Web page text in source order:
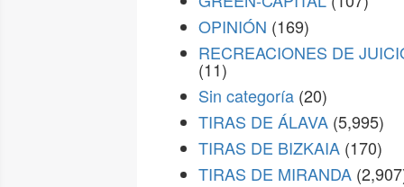
OPINIÓN (169)
RECREACIONES DE
(11)
Sin categoría (20)
TIRAS DE ÁLAVA (5,995)
TIRAS DE BIZKAIA (170)
TIRAS DE MIRANDA